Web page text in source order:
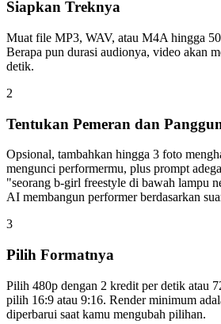
Siapkan Treknya
Muat file MP3, WAV, atau M4A hingga
Berapa pun durasi audionya, video akan
detik.
2
Tentukan Pemeran dan
Opsional, tambahkan hingga 3 foto
mengunci performermu, plus prompt
"seorang b-girl freestyle di bawah lampu
AI membangun performer berdasarkan
3
Pilih Formatnya
Pilih 480p dengan 2 kredit per detik atau
pilih 16:9 atau 9:16. Render minimum
diperbarui saat kamu mengubah pilihan.